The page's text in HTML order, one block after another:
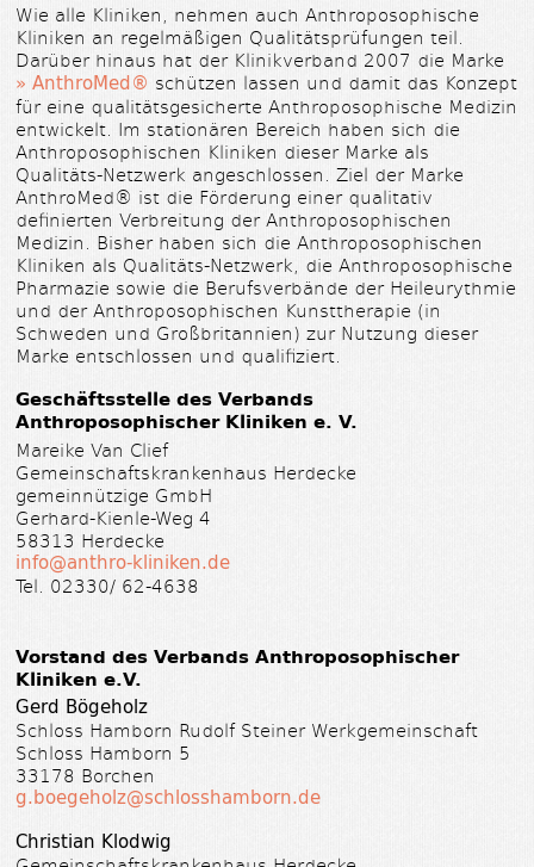
Wie alle Kliniken, nehmen auch Anthroposophische
Kliniken an regelmäßigen Qualitätsprüfungen teil.
Darüber hinaus hat der Klinikverband 2007 die Marke
» AnthroMed® schützen lassen und damit das Konzept
für eine qualitätsgesicherte Anthroposophische Medizin
entwickelt. Im stationären Bereich haben sich die
Anthroposophischen Kliniken dieser Marke als
Qualitäts-Netzwerk angeschlossen. Ziel der Marke
AnthroMed® ist die Förderung einer qualitativ
definierten Verbreitung der Anthroposophischen
Medizin. Bisher haben sich die Anthroposophischen
Kliniken als Qualitäts-Netzwerk, die Anthroposophische
Pharmazie sowie die Berufsverbände der Heileurythmie
und der Anthroposophischen Kunsttherapie (in
Schweden und Großbritannien) zur Nutzung dieser
Marke entschlossen und qualifiziert.
Geschäftsstelle des Verbands
Anthroposophischer Kliniken e. V.
Mareike Van Clief
Gemeinschaftskrankenhaus Herdecke
gemeinnützige GmbH
Gerhard-Kienle-Weg 4
58313 Herdecke
info@anthro-kliniken.de
Tel. 02330/ 62-4638
Vorstand des Verbands Anthroposophischer
Kliniken e.V.
Gerd Bögeholz
Schloss Hamborn Rudolf Steiner Werkgemeinschaft
Schloss Hamborn 5
33178 Borchen
g.boegeholz@schlosshamborn.de
Christian Klodwig